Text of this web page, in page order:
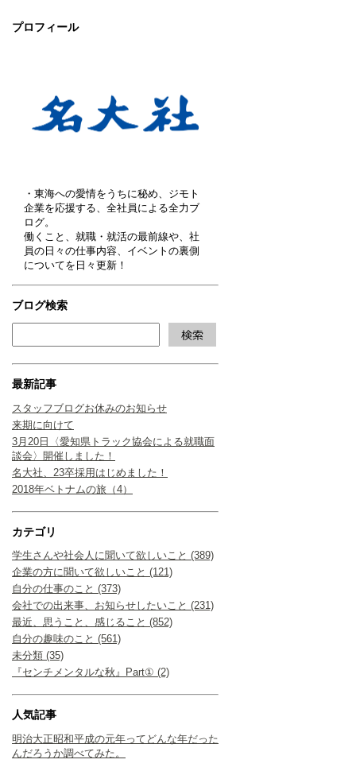
プロフィール
・東海への愛情をうちに秘め、ジモト
企業を応援する、全社員による全力ブ
ログ。
働くこと、就職・就活の最前線や、社
員の日々の仕事内容、イベントの裏側
についてを日々更新！
ブログ検索
最新記事
スタッフブログお休みのお知らせ
来期に向けて
3月20日〈愛知県トラック協会による就職面
談会〉開催しました！
名大社、23卒採用はじめました！
2018年ベトナムの旅（4）
カテゴリ
学生さんや社会人に聞いて欲しいこと (389)
企業の方に聞いて欲しいこと (121)
自分の仕事のこと (373)
会社での出来事、お知らせしたいこと (231)
最近、思うこと、感じること (852)
自分の趣味のこと (561)
未分類 (35)
『センチメンタルな秋』Part① (2)
人気記事
明治大正昭和平成の元年ってどんな年だった
んだろうか調べてみた。